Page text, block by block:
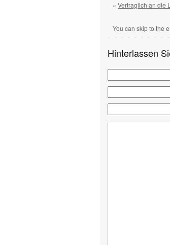
« Vertraglich an die
You can skip to the
Hinterlassen